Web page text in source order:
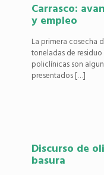
Carrasco:
y empleo
La primera cosecha
toneladas de
policlínicas son
presentados[…]
Discurso de
basura